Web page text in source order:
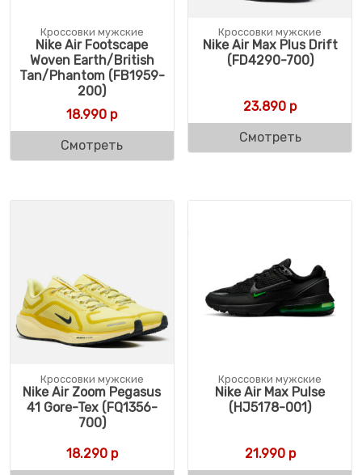
Кроссовки мужские
Nike Air Footscape
Woven Earth/British
Tan/Phantom (FB1959-
200)
18.990 р
Смотреть
Кроссовки мужские
Nike Air Max Plus Drift
(FD4290-700)
23.890 р
Смотреть
Кроссовки мужские
Nike Air Zoom Pegasus
41 Gore-Tex (FQ1356-
700)
18.290р
Кроссовки мужские
Nike Air Max Pulse
(HJ5178-001)
21.990р